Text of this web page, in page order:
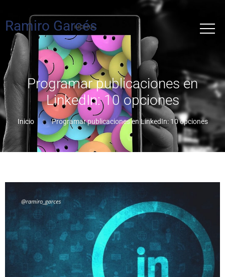
Ramiro Garcés
Programar publicaciones en
LinkedIn: 10 opciones
Inicio Programar publicaciones en LinkedIn: 10 opciones